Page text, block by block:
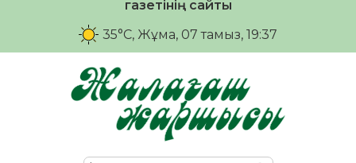
газетінің сайты
35°C, Жұма, 07 тамыз, 19:37